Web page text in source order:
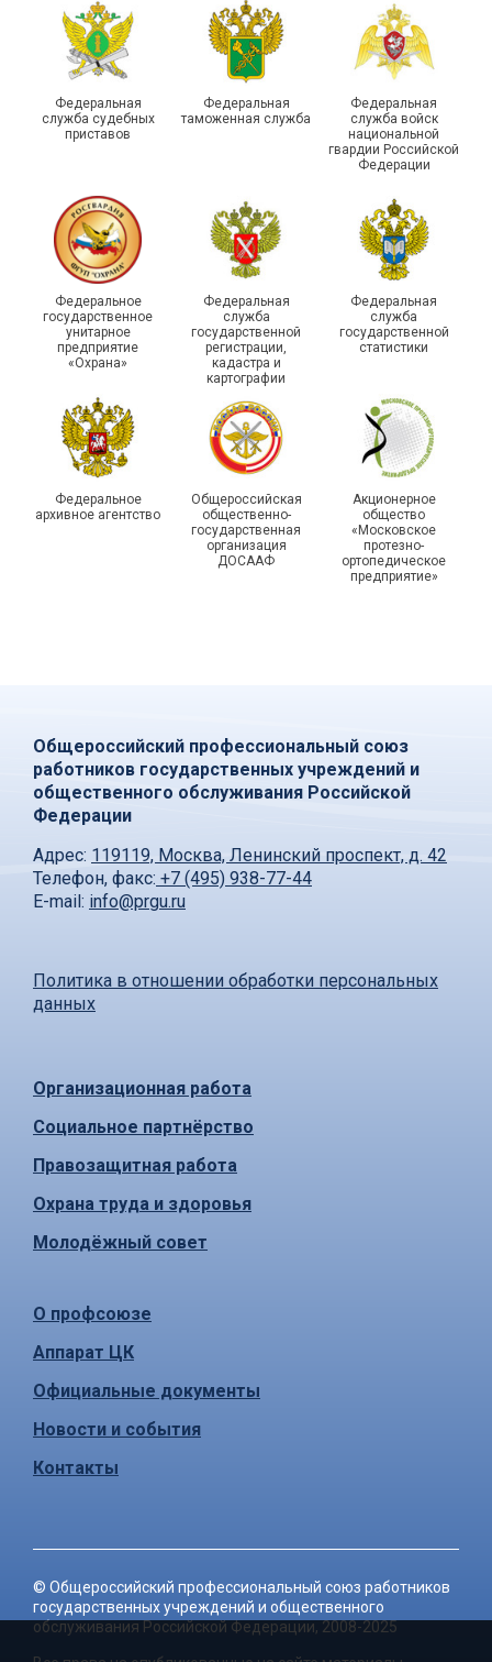
Единство традиций и сила
организаций ГУФСИН
России по Пермскому
краю приняли участие в
туристическом слете
215-й юбилей
государственной
статистики отметили в
Республике Саха (Якутия)
Храбрым детям – добрые
подарки
Федеральная
служба судебных
приставов
Федеральная
таможенная служба
Федеральная
служба войск
национальной
гвардии Российской
Федерации
Федеральное
государственное
унитарное
предприятие
«Охрана»
Федеральная
служба
государственной
регистрации,
кадастра и
картографии
Федеральная
служба
государственной
статистики
Федеральное
архивное агентство
Общероссийская
общественно-
государственная
организация
ДОСААФ
Акционерное
общество
«Московское
протезно-
ортопедическое
предприятие»
Общероссийский профессиональный союз
работников государственных учреждений и
общественного обслуживания Российской
Федерации
Адрес: 119119, Москва, Ленинский проспект, д. 42
Телефон, факс: +7 (495) 938-77-44
E-mail: info@prgu.ru
Политика в отношении обработки персональных
данных
Организационная работа
Социальное партнёрство
Правозащитная работа
Охрана труда и здоровья
Молодёжный совет
О профсоюзе
Аппарат ЦК
Официальные документы
Новости и события
Контакты
© Общероссийский профессиональный союз работников
государственных учреждений и общественного
обслуживания Российской Федерации, 2008-2025